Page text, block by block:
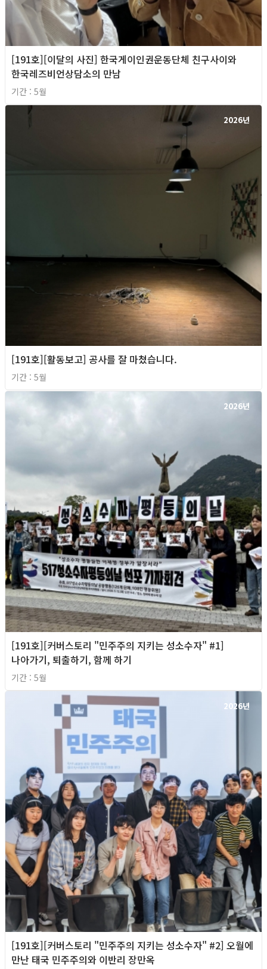
[191호][이달의 사진] 한국게이인권운동단체 친구사이와
한국레즈비언상담소의 만남
기간 : 5월
2026년
[191호][활동보고] 공사를 잘 마쳤습니다.
기간 : 5월
2026년
[191호][커버스토리 "민주주의 지키는 성소수자" #1]
나아가기, 퇴출하기, 함께 하기
기간 : 5월
2026년
[191호][커버스토리 "민주주의 지키는 성소수자" #2] 오월에
만난 태국 민주주의와 이반리 장만옥